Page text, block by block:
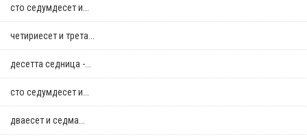
сто седумдесет и...
четириесет и трета...
десетта седница -...
сто седумдесет и...
дваесет и седма...